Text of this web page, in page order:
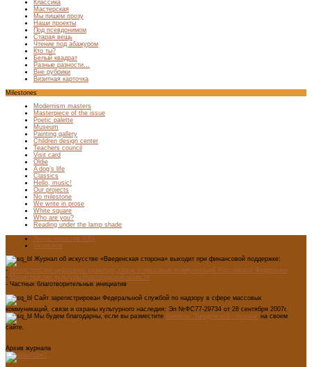
Классика
Мастерская
Мы пишем прозу
Наши проекты
Под псевдонимом
Старая вещь
Чтение под абажуром
Кто ты?
Белый квадрат
Разные разности…
Вне рубрики
Визитная карточка
Milestones
Modernism masters
Masterpiece of the issue
Poetic palette
Museum
Painting gallery
Children design center
Teachers council
Visit card
Oldie
A dog’s life
Classics
Hello, music!
Our projects
No milestone
We write in prose
White square
Who are you?
Reading under the lamp shade
Лента новостей RSS
Vkontakte
Журнал об искусстве «Введенская сторона» выходит при финансовой поддержке:
- Министерства цифрового развития, связи и массовых коммуникаций Российской Федерации
- Министерство культуры Новгородской области
- Частных благотворительных инициатив
Сайт зарегистрирован Федеральной службой по надзору в сфере массовых
коммуникаций, связи и охраны культурного наследия: Эл №ФС77-29734 от 28 сентября 2007г.
Мы будем благодарны, если вы разместите баннеры "Введенской стороны" на своем
сайте.
Архив журнала